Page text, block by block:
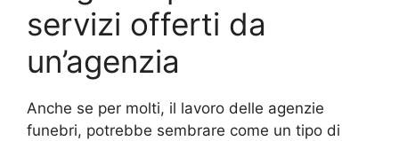
servizi offerti da
un’agenzia
Anche se per molti, il lavoro delle agenzie
funebri, potrebbe sembrare come un tipo di